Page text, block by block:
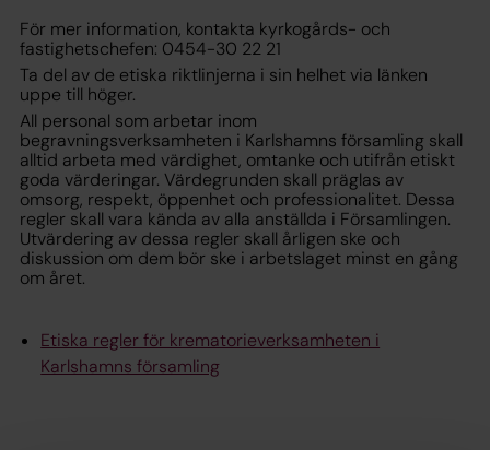
För mer information, kontakta kyrkogårds- och
fastighetschefen: 0454-30 22 21
Ta del av de etiska riktlinjerna i sin helhet via länken
uppe till höger.
All personal som arbetar inom
begravningsverksamheten i Karlshamns församling skall
alltid arbeta med värdighet, omtanke och utifrån etiskt
goda värderingar. Värdegrunden skall präglas av
omsorg, respekt, öppenhet och professionalitet. Dessa
regler skall vara kända av alla anställda i Församlingen.
Utvärdering av dessa regler skall årligen ske och
diskussion om dem bör ske i arbetslaget minst en gång
om året.
Etiska regler för krematorieverksamheten i
Karlshamns församling